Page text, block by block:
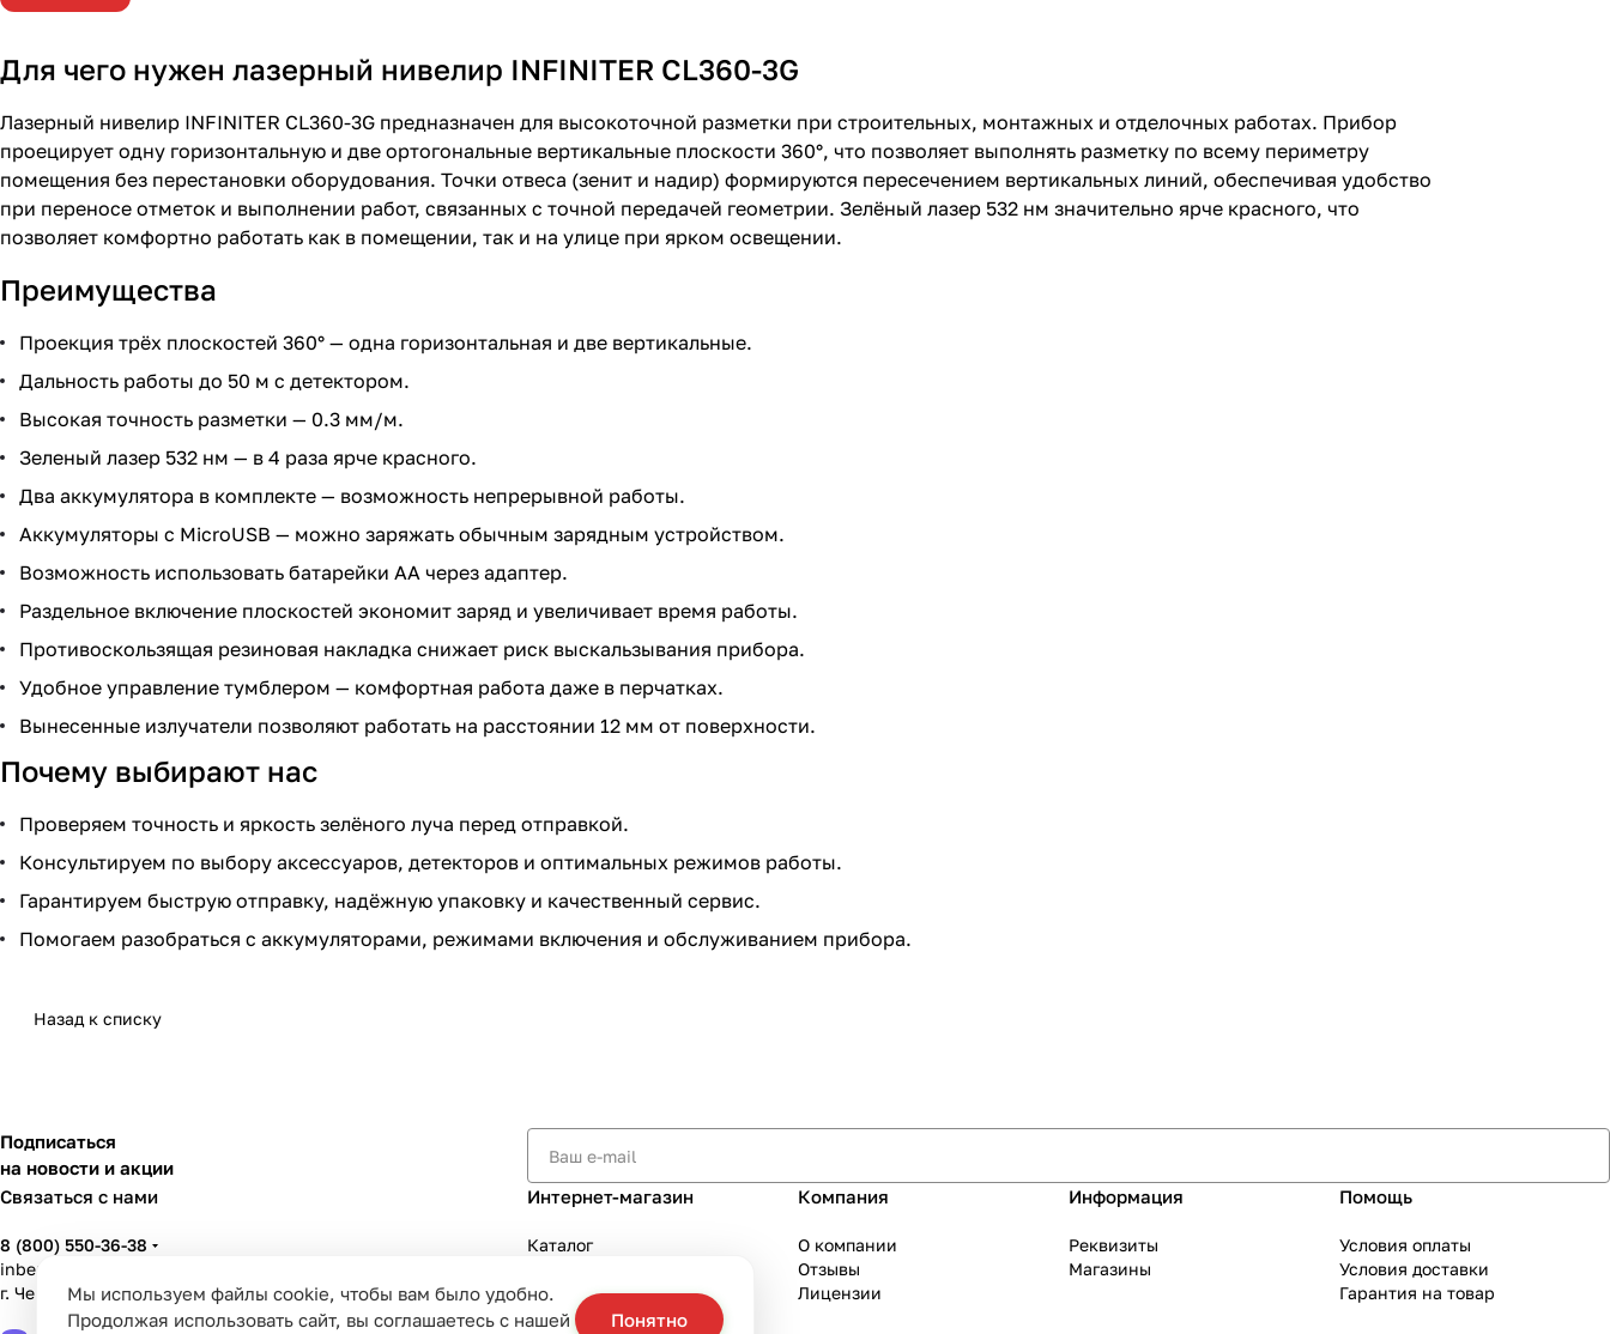
Мы используем файлы cookie, чтобы вам было удобно.
Продолжая использовать сайт, вы соглашаетесь с нашей
Понятно
Для чего нужен лазерный нивелир INFINITER CL360-3G
Лазерный нивелир INFINITER CL360-3G предназначен для высокоточной разметки при строительных, монтажных и отделочных работах. Прибор
проецирует одну горизонтальную и две ортогональные вертикальные плоскости 360°, что позволяет выполнять разметку по всему периметру
помещения без перестановки оборудования. Точки отвеса (зенит и надир) формируются пересечением вертикальных линий, обеспечивая удобство
при переносе отметок и выполнении работ, связанных с точной передачей геометрии. Зелёный лазер 532 нм значительно ярче красного, что
позволяет комфортно работать как в помещении, так и на улице при ярком освещении.
Преимущества
Проекция трёх плоскостей 360° — одна горизонтальная и две вертикальные.
Дальность работы до 50 м с детектором.
Высокая точность разметки — 0.3 мм/м.
Зеленый лазер 532 нм — в 4 раза ярче красного.
Два аккумулятора в комплекте — возможность непрерывной работы.
Аккумуляторы с MicroUSB — можно заряжать обычным зарядным устройством.
Возможность использовать батарейки AA через адаптер.
Раздельное включение плоскостей экономит заряд и увеличивает время работы.
Противоскользящая резиновая накладка снижает риск выскальзывания прибора.
Удобное управление тумблером — комфортная работа даже в перчатках.
Вынесенные излучатели позволяют работать на расстоянии 12 мм от поверхности.
Почему выбирают нас
Проверяем точность и яркость зелёного луча перед отправкой.
Консультируем по выбору аксессуаров, детекторов и оптимальных режимов работы.
Гарантируем быструю отправку, надёжную упаковку и качественный сервис.
Помогаем разобраться с аккумуляторами, режимами включения и обслуживанием прибора.
Назад к списку
Подписаться
на новости и акции
Связаться с нами
8 (800) 550-36-38
inbenzo35@list.ru
г. Череповец, ул. Вологодская, д. 50А
Интернет-магазин
Каталог
Бренды
Услуги
Компания
О компании
Отзывы
Лицензии
Информация
Реквизиты
Магазины
Помощь
Условия оплаты
Условия доставки
Гарантия на товар